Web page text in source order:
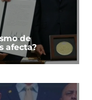
de
afecta?